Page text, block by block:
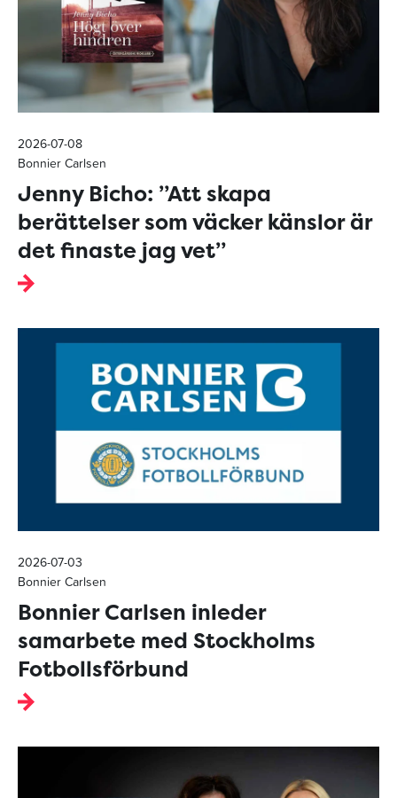
2026-07-08
Bonnier Carlsen
Jenny Bicho: ”Att skapa
berättelser som väcker känslor är
det finaste jag vet”
2026-07-03
Bonnier Carlsen
Bonnier Carlsen inleder
samarbete med Stockholms
Fotbollsförbund